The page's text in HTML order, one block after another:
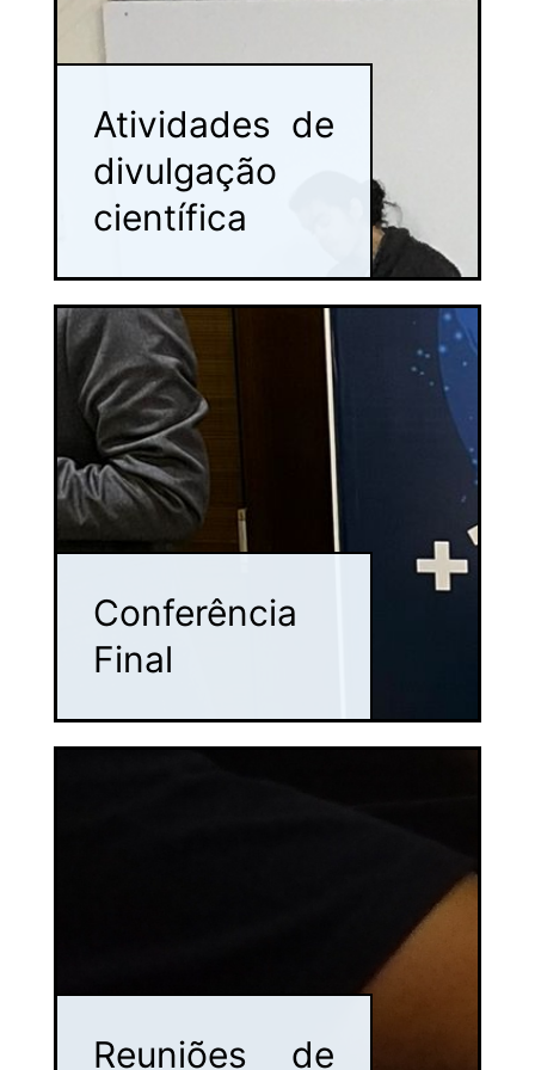
Atividades de
divulgação
científica
Conferência
Final
Reuniões de